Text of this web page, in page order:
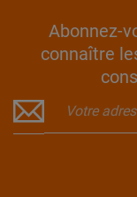
Abonnez-
connaître